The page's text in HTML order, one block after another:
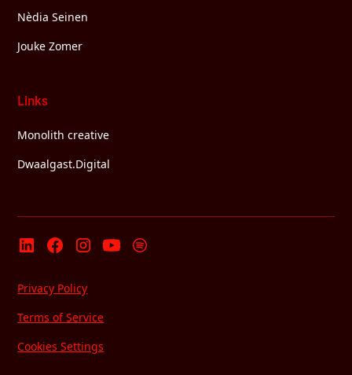
Nèdia Seinen
Jouke Zomer
Links
Monolith creative
Dwaalgast.Digital
Privacy Policy
Terms of Service
Cookies Settings